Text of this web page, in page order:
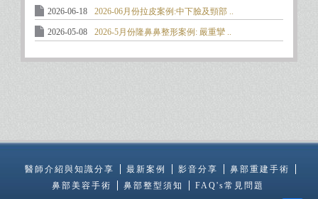
2026-06-18 2026-06月份拉皮案例:中下臉及頸部 ..
2026-05-08 2026-5月份隆鼻鼻整形案例: 嚴重攣 ..
醫師介紹與知識分享 最新案例 影音分享
鼻部重建手術
鼻部美容手術
鼻部整型須知 FAQ's常見問題